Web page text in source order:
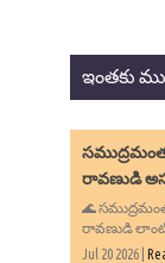
ఇంతకు
రావణుడి
🌊
రావణుడి లాంటి
Jul 20 2026 |